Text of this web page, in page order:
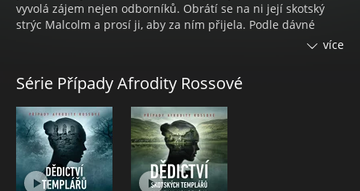
vyvolá zájem nejen odborníků. Obrátí se na ni její skotský
strýc Malcolm a prosí ji, aby za ním přijela. Podle dávné
od příletu do Edinburghu se věci nevyvíjejí zdaleka tak, jak
předpokládala. Zvláště poté, co na strýcově hradu dojde k
vraždě a mezi podezřelými se ocitne i její přítel.
TAJEMSTVÍ TEMPLÁŘSKÉHO POKLADU. VRAŽDA NA
SKOTSKÉM HRADĚ. A PRAVDA, KTERÁ MŮŽE ZABÍJET.
více
Série Případy Afrodity Rossové